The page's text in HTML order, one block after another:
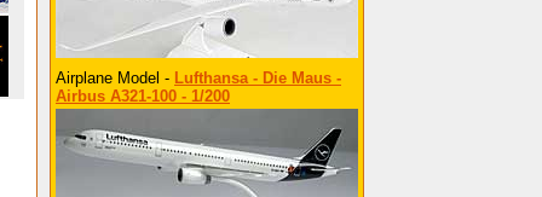
Airplane Model - Lufthansa - Die Maus -
Airbus A321-100 - 1/200